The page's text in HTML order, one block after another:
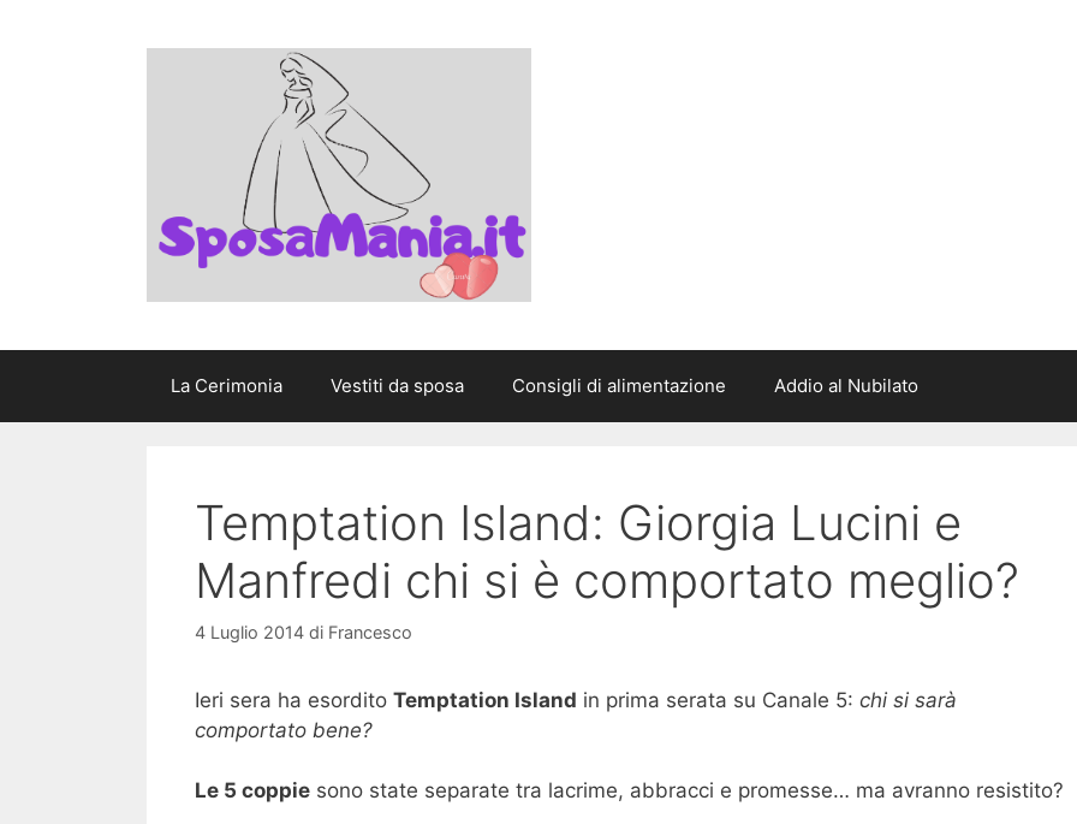
La Cerimonia Vestiti da sposa Consigli di alimentazione Addio al Nubilato
Temptation Island: Giorgia Lucini e
Manfredi chi si è comportato meglio?
4 Luglio 2014 di Francesco
Ieri sera ha esordito Temptation Island in prima serata su Canale 5: chi si sarà
comportato bene?
Le 5 coppie sono state separate tra lacrime, abbracci e promesse… ma avranno resistito?